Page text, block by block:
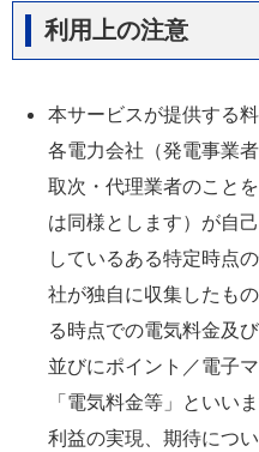
利用上の注意
本サービスが提供する
各電力会社（発電事業
取次・代理業者のこと
は同様とします）が自
しているある特定時点
社が独自に収集したも
る時点での電気料金及
並びにポイント／電子
「電気料金等」といい
利益の実現、期待につ